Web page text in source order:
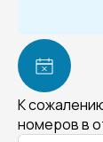
К
номеров в